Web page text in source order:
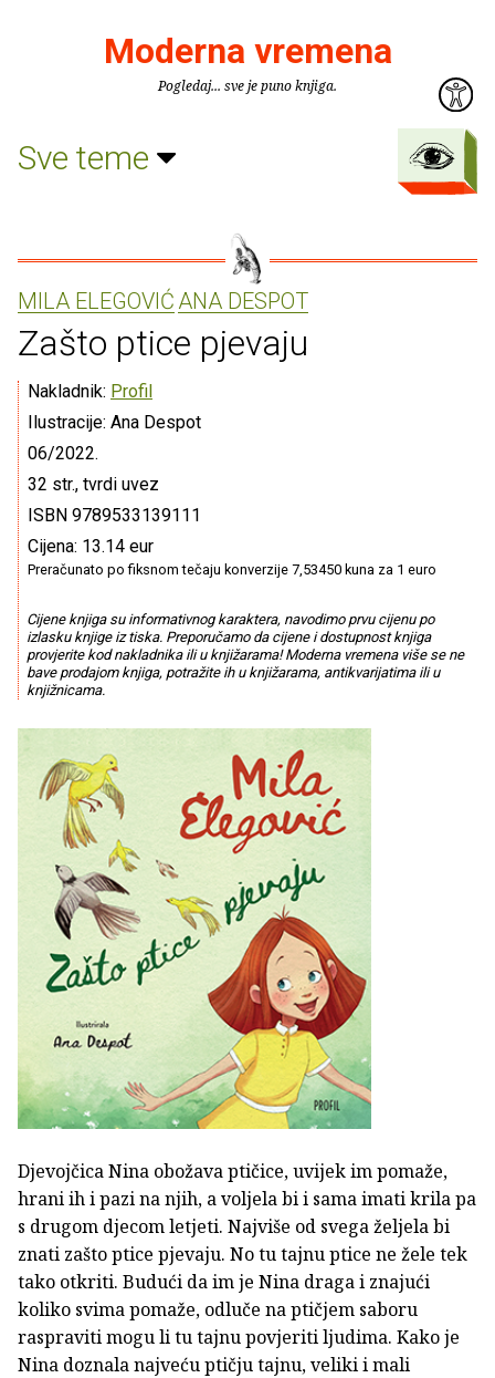
Moderna vremena
Pogledaj... sve je puno knjiga.
Sve teme
MILA ELEGOVIĆ ANA DESPOT
Zašto ptice pjevaju
Nakladnik: Profil
Ilustracije: Ana Despot
06/2022.
32 str., tvrdi uvez
ISBN 9789533139111
Cijena: 13.14 eur
Preračunato po fiksnom tečaju konverzije 7,53450 kuna za 1 euro
Cijene knjiga su informativnog karaktera, navodimo prvu cijenu po
izlasku knjige iz tiska. Preporučamo da cijene i dostupnost knjiga
provjerite kod nakladnika ili u knjižarama! Moderna vremena više se ne
bave prodajom knjiga, potražite ih u knjižarama, antikvarijatima ili u
knjižnicama.
Djevojčica Nina obožava ptičice, uvijek im pomaže,
hrani ih i pazi na njih, a voljela bi i sama imati krila pa
s drugom djecom letjeti. Najviše od svega željela bi
znati zašto ptice pjevaju. No tu tajnu ptice ne žele tek
tako otkriti. Budući da im je Nina draga i znajući
koliko svima pomaže, odluče na ptičjem saboru
raspraviti mogu li tu tajnu povjeriti ljudima. Kako je
Nina doznala najveću ptičju tajnu, veliki i mali